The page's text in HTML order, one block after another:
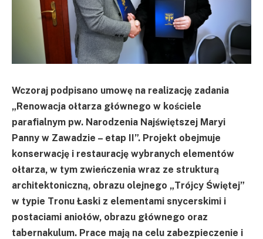
Wczoraj podpisano umowę na realizację zadania
„Renowacja ołtarza głównego w kościele
parafialnym pw. Narodzenia Najświętszej Maryi
Panny w Zawadzie – etap II”. Projekt obejmuje
konserwację i restaurację wybranych elementów
ołtarza, w tym zwieńczenia wraz ze strukturą
architektoniczną, obrazu olejnego „Trójcy Świętej”
w typie Tronu Łaski z elementami snycerskimi i
postaciami aniołów, obrazu głównego oraz
tabernakulum. Prace mają na celu zabezpieczenie i